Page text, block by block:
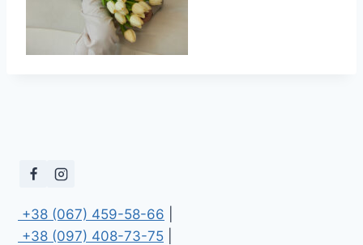
+38 (067) 459-58-66
+38 (097) 408-73-75